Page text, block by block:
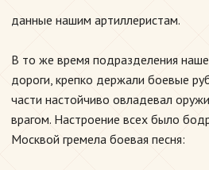
данные нашим артиллеристам.
В то же время подразделения
дороги, крепко держали боевые
части настойчиво овладевал
врагом. Настроение всех было
Москвой гремела боевая песня: